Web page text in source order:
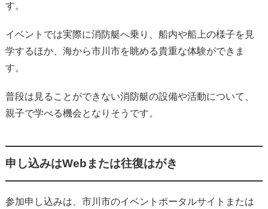
す。
イベントでは実際に消防艇へ乗り、船内や船上の様子を見
学するほか、海から市川市を眺める貴重な体験ができま
す。
普段は見ることができない消防艇の設備や活動について、
親子で学べる機会となりそうです。
申し込みはWebまたは往復はがき
参加申し込みは、市川市のイベントポータルサイトまたは